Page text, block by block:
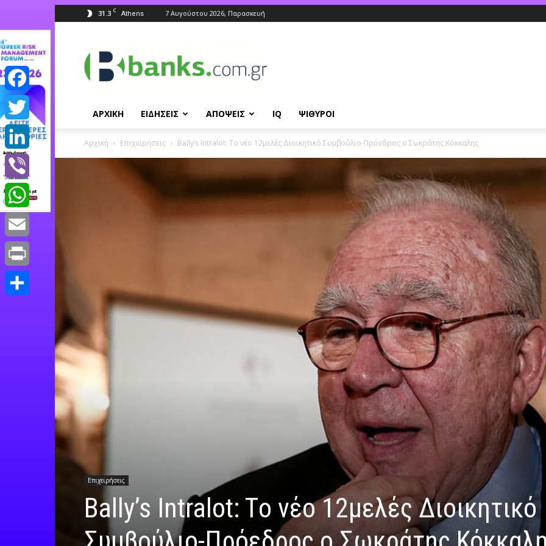
31.3 C Athens 7 Αυγούστου 2026, Παρασκευή
ΑΡΧΙΚΗ ΕΙΔΗΣΕΙΣ ΑΠΟΨΕΙΣ IQ ΨΙΘΥΡΟΙ
Αρχική Επιχειρήσεις Bally’s Intralot: Tο νέο 12μελές Διοικητικό Συμβούλιο-Πρόεδρος ο Σωκράτης Κόκκαλης
Επιχειρήσεις
Bally’s Intralot: Tο νέο 12μελές Διοικητικό
Facebook
Twitter
LinkedIn
Viber
WhatsApp
Email
Print